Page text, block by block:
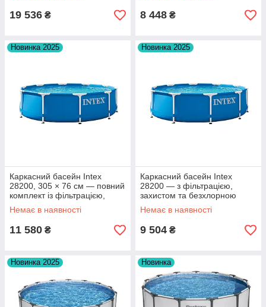
19 536 ₴ 8 448 ₴
Новинка 2025
Каркасний басейн Intex
28200, 305 × 76 см — повний
комплект із фільтрацією,
драбинкою та хімією
Немає в наявності
11 580 ₴
Новинка 2025
Каркасний басейн Intex
28200 — з фільтрацією,
захистом та безхлорною
хімією в комплекті
Немає в наявності
9 504 ₴
Новинка 2025 Новинка